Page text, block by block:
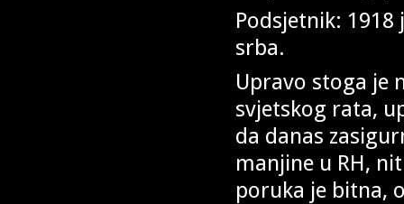
Podsjetnik:
srba.
Upravo stoga je
svjetskog rata,
da danas
manjine u RH,
poruka je bitna,